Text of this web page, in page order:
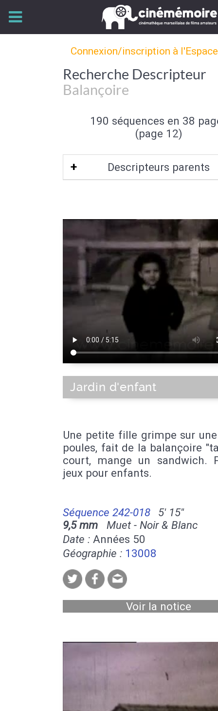
Connexion/inscription à
Recherche Descripteur
Balançoire
190 séquences en 38
(page 12)
Descripteurs parents
Jardin d'enfant
Une petite fille grimpe sur
poules, fait de la balançoire
court, mange un sandwich.
jeux pour enfants.
Séquence 242-018
5' 15''
9,5 mm Muet - Noir & Blanc
Date : Années 50
Géographie : 13008
Voir la notice